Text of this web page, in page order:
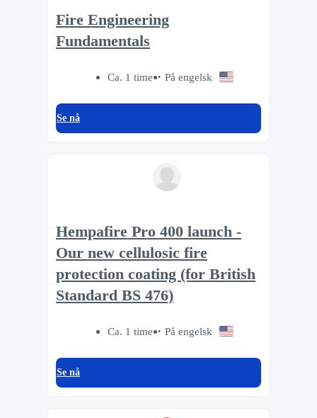
Fire Engineering
Fundamentals
Ca. 1 time På engelsk
Se nå
Hempafire Pro 400 launch -
Our new cellulosic fire
protection coating (for British
Standard BS 476)
Ca. 1 time På engelsk
Se nå